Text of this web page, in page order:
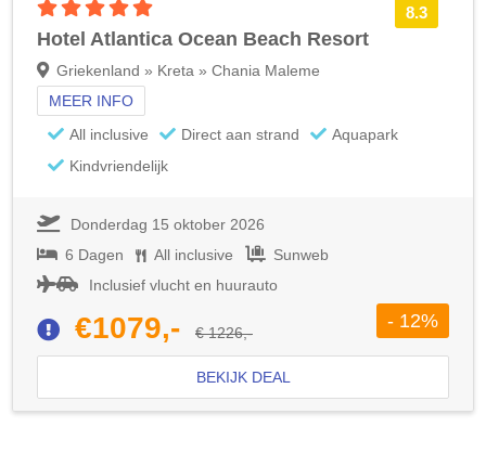
8.3
Hotel Atlantica Ocean Beach Resort
Griekenland » Kreta » Chania Maleme
MEER INFO
All inclusive
Direct aan strand
Aquapark
Kindvriendelijk
Donderdag 15 oktober 2026
6 Dagen
All inclusive
Sunweb
Inclusief vlucht en huurauto
€1079,- € 1226,-
- 12%
BEKIJK DEAL